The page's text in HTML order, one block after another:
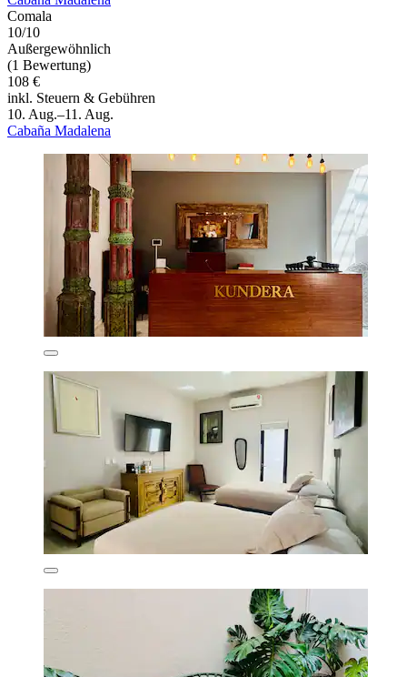
Comala
10/10
Außergewöhnlich
(1 Bewertung)
108 €
inkl. Steuern & Gebühren
10. Aug.–11. Aug.
Cabaña Madalena